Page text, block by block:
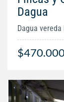
Dagua
Dagua